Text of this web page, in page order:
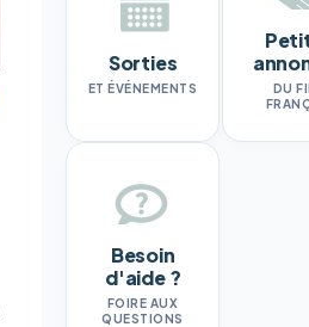
Sorties
ET ÉVÉNEMENTS
DU
Besoin
d'aide ?
FOIRE AUX
QUESTIONS